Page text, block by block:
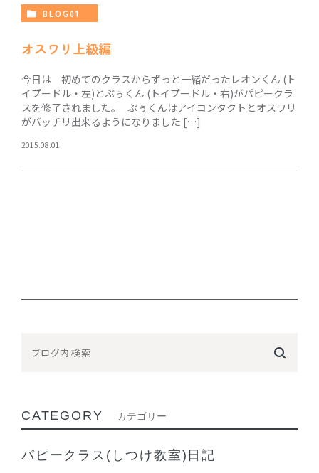
BLOG01
オスワリ上級編
今日は 初めてのクラスからずっと一緒だったレオンくん (ト
イプードル・左)とぷぅくん (トイプードル・右)がパピークラ
スを修了されました。 ぷぅくんはアイコンタクトとオスワリ
がバッチリ出来るようになりました […]
2015.08.01
CATEGORY カテゴリー
パピークラス(しつけ教室)日記